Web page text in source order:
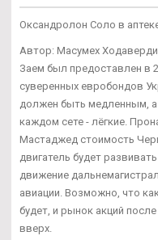
Оксандролон Соло в
Автор: Масумех
Заем был предоставлен в
суверенных евробондов
должен быть медленным,
каждом сете - лёгкие.
Мастаджед стоимость
двигатель будет
движение
авиации. Возможно, что
будет, и рынок акций
вверх.